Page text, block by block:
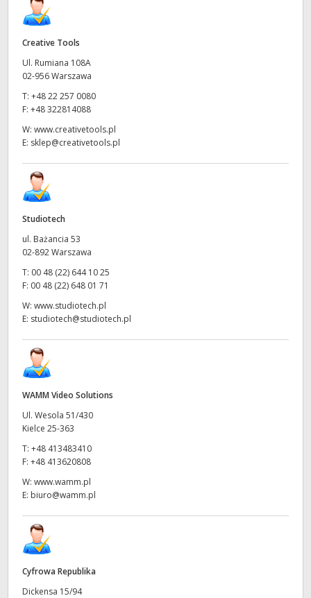
Creative Tools
Ul. Rumiana 108A
02-956 Warszawa
T: +48 22 257 0080
F: +48 322814088
W: www.creativetools.pl
E: sklep@creativetools.pl
Studiotech
ul. Bażancia 53
02-892 Warszawa
T: 00 48 (22) 644 10 25
F: 00 48 (22) 648 01 71
W: www.studiotech.pl
E: studiotech@studiotech.pl
WAMM Video Solutions
Ul. Wesola 51/430
Kielce 25-363
T: +48 413483410
F: +48 413620808
W: www.wamm.pl
E: biuro@wamm.pl
Cyfrowa Republika
Dickensa 15/94